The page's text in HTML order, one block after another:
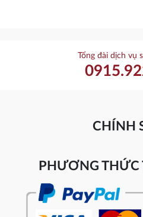
Tổng đài dịch vụ
CHÍNH
PHƯƠNG THỨC